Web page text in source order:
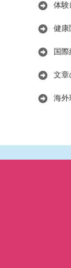
体験
健康
国
文章
海外